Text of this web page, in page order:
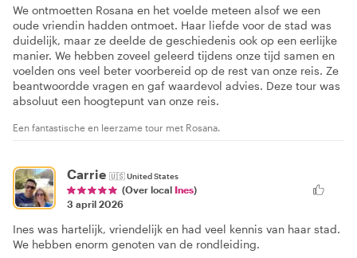
We ontmoetten Rosana en het voelde meteen alsof we een
oude vriendin hadden ontmoet. Haar liefde voor de stad was
duidelijk, maar ze deelde de geschiedenis ook op een eerlijke
manier. We hebben zoveel geleerd tijdens onze tijd samen en
voelden ons veel beter voorbereid op de rest van onze reis. Ze
beantwoordde vragen en gaf waardevol advies. Deze tour was
absoluut een hoogtepunt van onze reis.
Een fantastische en leerzame tour met Rosana.
Carrie 🇺🇸United States
(Over local Ines)
3 april 2026
Ines was hartelijk, vriendelijk en had veel kennis van haar stad.
We hebben enorm genoten van de rondleiding.